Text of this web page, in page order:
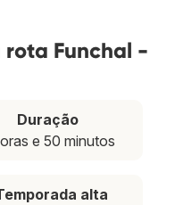
rota Funchal -
Duração
e 50 minutos
alta